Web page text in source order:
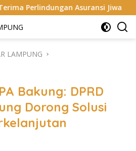
Asuransi Jiwa Bupati Egi
LAMPUNG
Bakung: DPRD
Dorong Solusi